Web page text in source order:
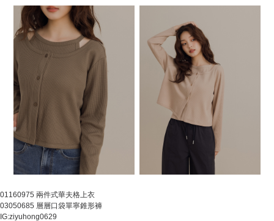
01160975 兩件式華夫格上衣
03050685 層層口袋單寧錐形褲
IG:ziyuhong0629